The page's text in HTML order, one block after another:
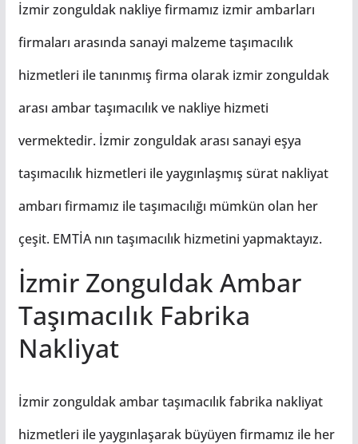
İzmir zonguldak nakliye firmamız izmir ambarları
firmaları arasında sanayi malzeme taşımacılık
hizmetleri ile tanınmış firma olarak izmir zonguldak
arası ambar taşımacılık ve nakliye hizmeti
vermektedir. İzmir zonguldak arası sanayi eşya
taşımacılık hizmetleri ile yaygınlaşmış sürat nakliyat
ambarı firmamız ile taşımacılığı mümkün olan her
çeşit. EMTİA nın taşımacılık hizmetini yapmaktayız.
İzmir Zonguldak Ambar
Taşımacılık Fabrika
Nakliyat
İzmir zonguldak ambar taşımacılık fabrika nakliyat
hizmetleri ile yaygınlaşarak büyüyen firmamız ile her